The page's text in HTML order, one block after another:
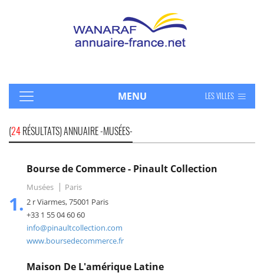
MENU LES VILLES
(24RÉSULTATS) ANNUAIRE -MUSÉES-
1.
Bourse de Commerce - Pinault Collection
Musées
Paris
2 r Viarmes, 75001 Paris
+33 1 55 04 60 60
info@pinaultcollection.com
www.boursedecommerce.fr
Maison De L'amérique Latine